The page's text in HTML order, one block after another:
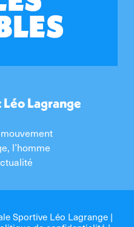
Lagrange
l’homme
Sportive Léo Lagrange |